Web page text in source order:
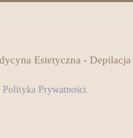
Polityka Prywatności.